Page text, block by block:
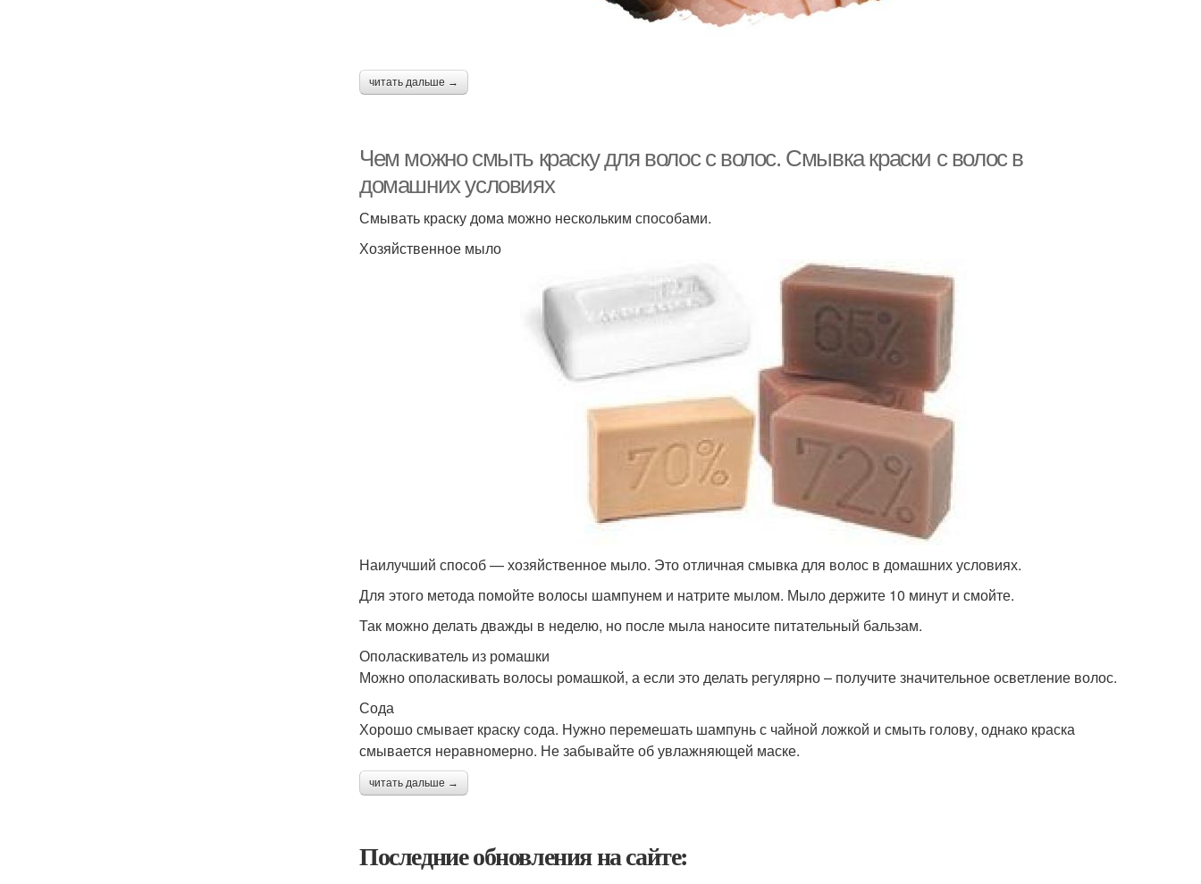
читать дальше →
Чем можно смыть краску для волос с волос. Смывка краски с волос в
домашних условиях
Смывать краску дома можно нескольким способами.
Хозяйственное мыло
Наилучший способ — хозяйственное мыло. Это отличная смывка для волос в домашних условиях.
Для этого метода помойте волосы шампунем и натрите мылом. Мыло держите 10 минут и смойте.
Так можно делать дважды в неделю, но после мыла наносите питательный бальзам.
Ополаскиватель из ромашки
Можно ополаскивать волосы ромашкой, а если это делать регулярно – получите значительное осветление волос.
Сода
Хорошо смывает краску сода. Нужно перемешать шампунь с чайной ложкой и смыть голову, однако краска
смывается неравномерно. Не забывайте об увлажняющей маске.
читать дальше →
Последние обновления на сайте: